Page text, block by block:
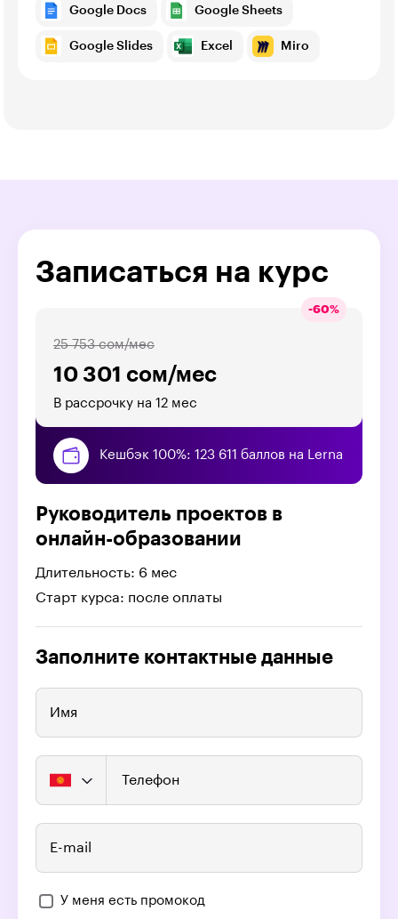
Google Docs Google Sheets
Google Slides Excel Miro
Записаться на курс
-60%
10 301 сом/мес
25 753 сом/мес
В рассрочку на 12 мес
Кешбэк 100%: 123 611 баллов на Lerna
Руководитель проектов в
онлайн-образовании
Длительность: 6 мес
Старт курса: после оплаты
Заполните контактные данные
Имя
Телефон
E-mail
У меня есть промокод